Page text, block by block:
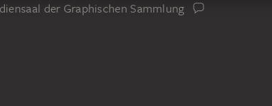
der Graphischen Sammlung